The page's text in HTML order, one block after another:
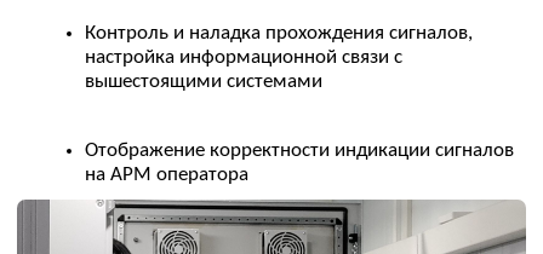
регулирующих клапанов, расходомеров, систем
учета и расхода газа
Системы газоснабжения:
и загазованности
Наладка связи датчиков и извещателей с
Настройка контроллеров АПС